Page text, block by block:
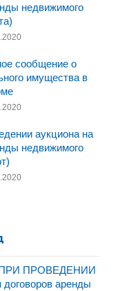
недвижимого
сообщение о
имущества в
аукциона на
недвижимого
ПРОВЕДЕНИИ
аренды